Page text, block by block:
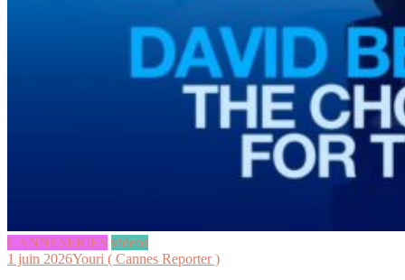
CANNESERIES videos
1 juin 2026Youri ( Cannes Reporter )